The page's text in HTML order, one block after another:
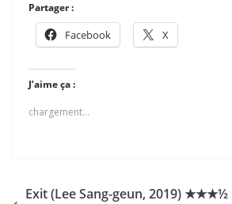
Partager :
Facebook X
J’aime ça :
chargement…
Exit (Lee Sang-geun, 2019) ★★★½